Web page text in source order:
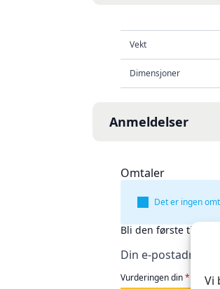
Vi
Vekt
Dimensjoner
Anmeldelser
Omtaler
Det er ingen
Bli den første til å
Din e-postadresse
Vurderingen din*